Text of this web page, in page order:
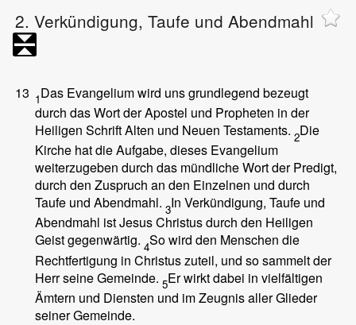
2. Verkündigung, Taufe und Abendmahl
13 1Das Evangelium wird uns grundlegend bezeugt
durch das Wort der Apostel und Propheten in der
Heiligen Schrift Alten und Neuen Testaments. 2Die
Kirche hat die Aufgabe, dieses Evangelium
weiterzugeben durch das mündliche Wort der Predigt,
durch den Zuspruch an den Einzelnen und durch
Taufe und Abendmahl. 3In Verkündigung, Taufe und
Abendmahl ist Jesus Christus durch den Heiligen
Geist gegenwärtig. 4So wird den Menschen die
Rechtfertigung in Christus zuteil, und so sammelt der
Herr seine Gemeinde. 5Er wirkt dabei in vielfältigen
Ämtern und Diensten und im Zeugnis aller Glieder
seiner Gemeinde.